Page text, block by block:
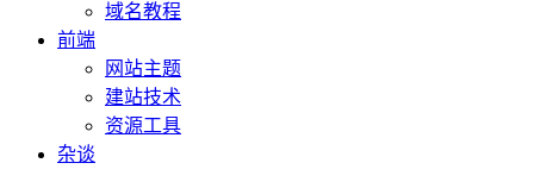
域名教程
前端
网站主题
建站技术
资源工具
杂谈